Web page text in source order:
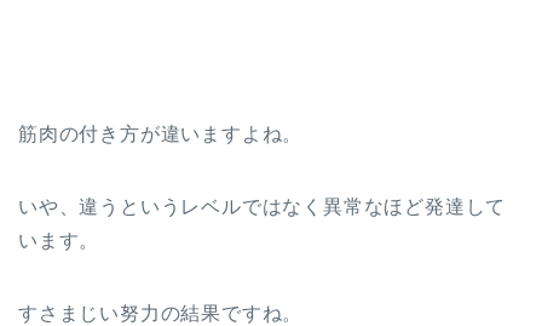
筋肉の付き方が違いますよね。
いや、違うというレベルではなく異常なほど発達して
います。
すさまじい努力の結果ですね。